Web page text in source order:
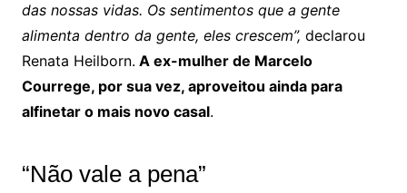
das nossas vidas. Os sentimentos que a gente
alimenta dentro da gente, eles crescem”, declarou
Renata Heilborn. A ex-mulher de Marcelo
Courrege, por sua vez, aproveitou ainda para
alfinetar o mais novo casal.
“Não vale a pena”